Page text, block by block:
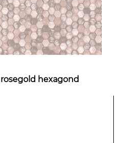
hexagond